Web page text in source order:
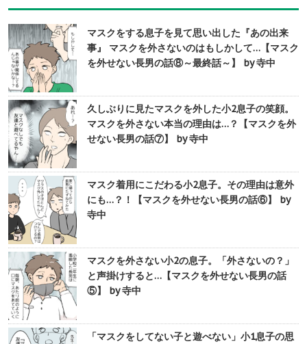
マスクをする息子を見て思い出した『あの出来
事』 マスクを外さないのはもしかして…【マスク
を外せない長男の話⑧～最終話～】 by 寺中
久しぶりに見たマスクを外した小2息子の笑顔。
マスクを外さない本当の理由は…？【マスクを外
せない長男の話⑦】 by 寺中
マスク着用にこだわる小2息子。その理由は意外
にも…？！【マスクを外せない長男の話⑥】 by
寺中
マスクを外さない小2の息子。「外さないの？」
と声掛けすると…【マスクを外せない長男の話
⑤】 by 寺中
「マスクをしてない子と遊べない」小1息子の思